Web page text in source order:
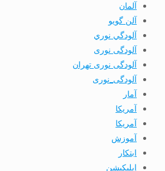
آلمان
آلن گويو
آلودگي نوري
آلودگی نوری
آلودگی نوری تهران
آلودگی_نوری
آمار
آمريكا
آمریکا
آموزش
ابتكار
اپليكيشن